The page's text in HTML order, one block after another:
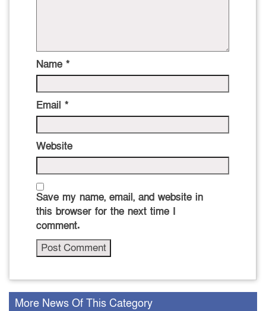
Name *
Email *
Website
Save my name, email, and website in
this browser for the next time I
comment.
More News Of This Category